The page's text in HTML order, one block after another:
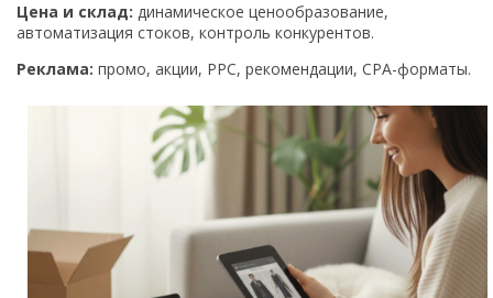
Цена и склад: динамическое ценообразование,
автоматизация стоков, контроль конкурентов.
Реклама: промо, акции, PPC, рекомендации, CPA-форматы.